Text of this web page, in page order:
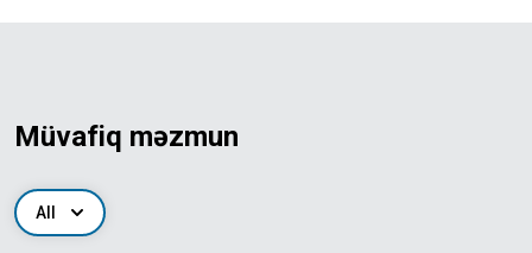
Müvafiq məzmun
All